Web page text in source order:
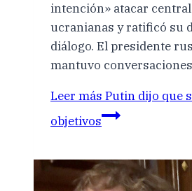
intención» atacar
ucranianas y ratificó su
diálogo. El presidente
mantuvo
Leer más Putin dijo que
objetivos